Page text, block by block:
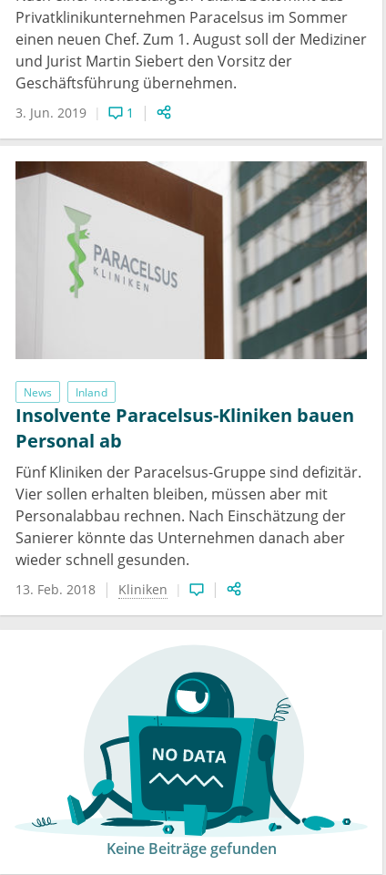
Privatklinikunternehmen Paracelsus im Sommer
einen neuen Chef. Zum 1. August soll der Mediziner
und Jurist Martin Siebert den Vorsitz der
Geschäftsführung übernehmen.
3. Jun. 2019 1
News Inland
Insolvente Paracelsus-Kliniken bauen
Personal ab
Fünf Kliniken der Paracelsus-Gruppe sind defizitär.
Vier sollen erhalten bleiben, müssen aber mit
Personalabbau rechnen. Nach Einschätzung der
Sanierer könnte das Unternehmen danach aber
wieder schnell gesunden.
13. Feb. 2018 Kliniken
Keine Beiträge gefunden